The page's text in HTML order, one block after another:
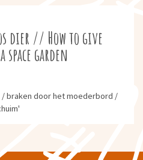
dier // How to give
garden
braken door het moederbord /